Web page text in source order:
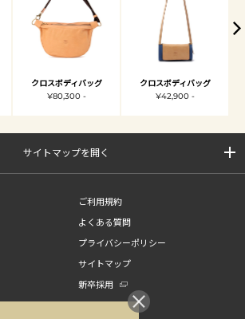
クロスボディバッグ
¥80,300 -
クロスボディバッグ
¥42,900 -
サイトマップを開く
ご利用規約
よくある質問
プライバシーポリシー
サイトマップ
新卒採用